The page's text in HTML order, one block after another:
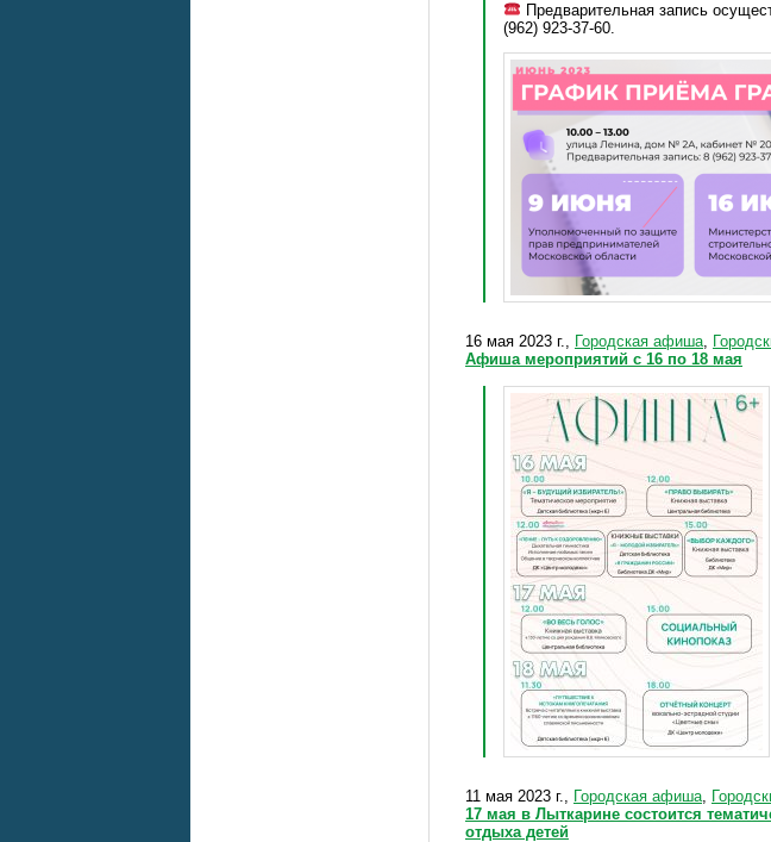
Предварительная запись
(962) 923-37-60.
16 мая 2023 г., Городская афиша,
Афиша мероприятий с 16 по 18 мая
11 мая 2023 г., Городская афиша,
17 мая в Лыткарине состоится
отдыха детей